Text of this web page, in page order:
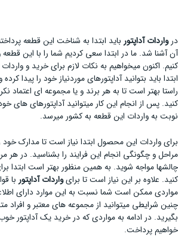
درواردات آداپتور باید ابتدا به شناخت این قطعه
آن آشنا شد. ما در ابتدا سعی کردیم شما را با این
کنیم. اکنون می­خواهیم به نکات لازم برای خرید و
ابتدا باید بتوانید آداپتورهای موردنیاز خود را پیدا
راستا بهتر است تا به هر برند و یا مجموعه ای اعتماد
کنید. پس از انجام این کار می­توانید آداپتورهای های
نوبت به واردات این قطعه به کشور می­رسد.
برای واردات این محصول ابتدا نیاز است تا مدارک
مراحل و چگونگی انجام این فرایند را بشناسید. در
چالش­ها مواجه شوید. به همین منظور بهتر است ابتدا
کنید. علاوه بر این نیاز است تا برایواردات آداپتور با
مواردی ممکن است شما نسبت به این موارد دارای
چنین شرایطی می­توانید از مجموعه های معتبر و
بگیرید. در ادامه به مواردی که در خرید یک آداپتور خوب
خواهیم پرداخت.